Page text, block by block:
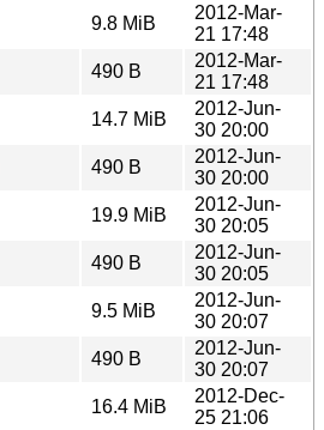
9.8 MiB
2012-Mar-
21 17:48
490 B
2012-Mar-
21 17:48
14.7 MiB
2012-Jun-
30 20:00
490 B
2012-Jun-
30 20:00
19.9 MiB
2012-Jun-
30 20:05
490 B
2012-Jun-
30 20:05
9.5 MiB
2012-Jun-
30 20:07
490 B
2012-Jun-
30 20:07
16.4 MiB
2012-Dec-
25 21:06